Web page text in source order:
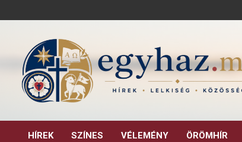
to
egyhaz.ma
HÍREK SZÍNES VÉLEMÉNY ÖRÖMHÍR